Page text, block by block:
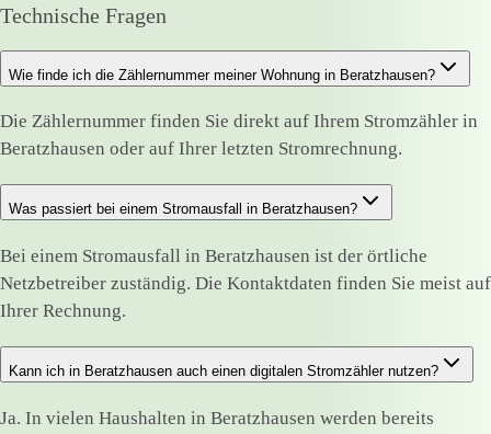
Technische Fragen
Wie finde ich die Zählernummer meiner Wohnung in Beratzhausen?
Die Zählernummer finden Sie direkt auf Ihrem Stromzähler in
Beratzhausen oder auf Ihrer letzten Stromrechnung.
Was passiert bei einem Stromausfall in Beratzhausen?
Bei einem Stromausfall in Beratzhausen ist der örtliche
Netzbetreiber zuständig. Die Kontaktdaten finden Sie meist auf
Ihrer Rechnung.
Kann ich in Beratzhausen auch einen digitalen Stromzähler nutzen?
Ja. In vielen Haushalten in Beratzhausen werden bereits